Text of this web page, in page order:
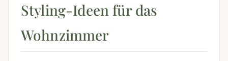
Styling-Ideen für das
Wohnzimmer